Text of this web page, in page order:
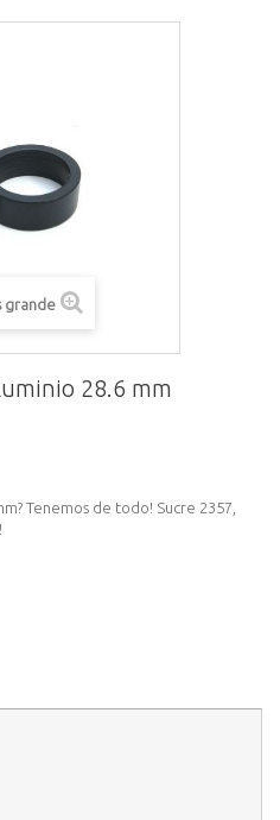
grande
28.6 mm
Tenemos de todo! Sucre 2357,